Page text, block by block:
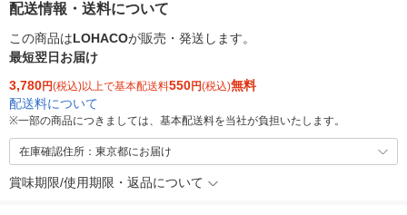
配送情報・送料について
この商品はLOHACOが販売・発送します。
最短翌日お届け
3,780円(税込)以上で基本配送料550円(税込)無料
配送料について
※一部の商品につきましては、基本配送料を当社が負担いたします。
在庫確認住所：東京都にお届け
賞味期限/使用期限・返品について